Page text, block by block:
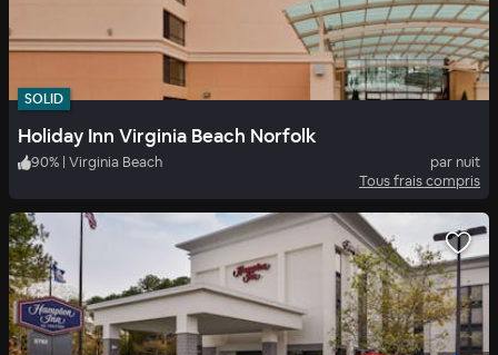
SOLID
Holiday Inn Virginia Beach Norfolk
90% | Virginia Beach
par nuit
Tous frais compris